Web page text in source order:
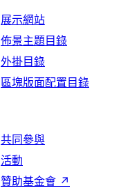
展示網站
佈景主題目錄
外掛目錄
區塊版面配置目錄
共同參與
活動
贊助基金會 ↗